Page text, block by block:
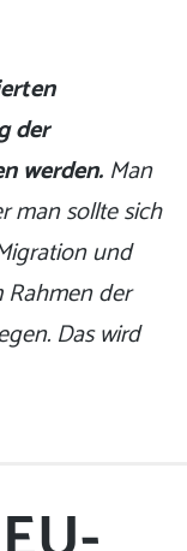
der
werden. Man
man sollte sich
und
der
Das wird